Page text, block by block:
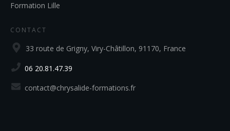
Formation Lille
CONTACT
33 route de Grigny, Viry-Châtillon, 91170, France
06 20.81.47.39
contact@chrysalide-formations.fr